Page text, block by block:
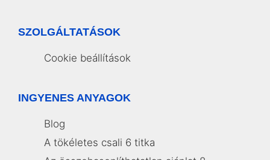
SZOLGÁLTATÁSOK
Cookie beállítások
INGYENES ANYAGOK
Blog
A tökéletes csali 6 titka